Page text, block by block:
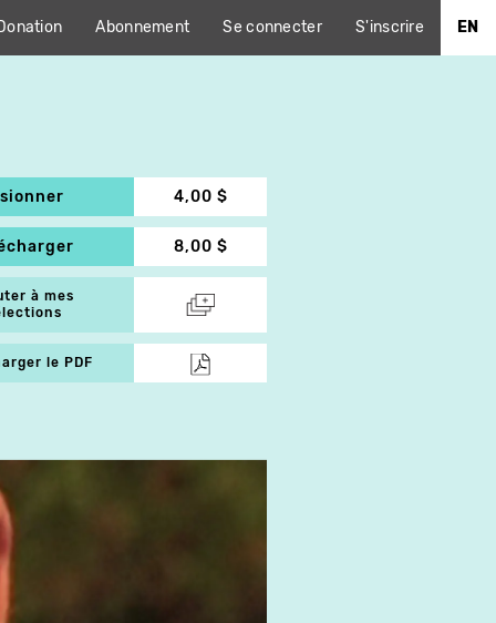
Abonnement Se connecter S'inscrire EN
4,00 $
8,00 $
à mes
le PDF